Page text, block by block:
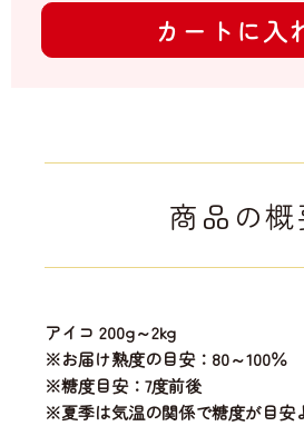
カートに入
商品の概
アイコ 200g～2kg
※お届け熟度の目安：80～100％
※糖度目安：7度前後
※夏季は気温の関係で糖度が目安